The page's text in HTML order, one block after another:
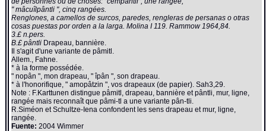
" mâcuîlpântli ", cinq rangées.
Renglones, a camellos de surcos, paredes, rengleras de persanas o otras
cosas puestas por orden a la larga. Molina I 119. Rammow 1964,84.
3.£ n.pers.
B.£ pântli Drapeau, bannière.
Il s'agit d'une variante de pâmitl.
Allem., Fahne.
* à la forme possédée.
" nopân ", mon drapeau, " îpân ", son drapeau.
* à l'honorifique, " amopâtzin ", vos drapeaux (de papier). Sah3,29.
Note : F.Karttunen distingue pâmitl, drapeau, bannière et pântli, mur, ligne,
rangée mais reconnaît que pâmi-tl a une variante pân-tli.
R.Siméon et Schultze-Iena confondent les sens drapeau et mur, ligne,
rangée.
Fuente: 2004 Wimmer